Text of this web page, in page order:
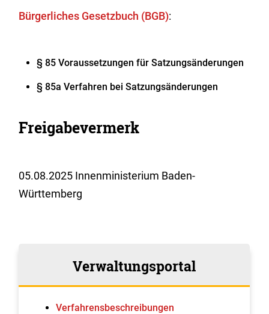
Bürgerliches Gesetzbuch (BGB):
§ 85 Voraussetzungen für Satzungsänderungen
§ 85a Verfahren bei Satzungsänderungen
Freigabevermerk
05.08.2025 Innenministerium Baden-
Württemberg
Verwaltungsportal
Verfahrens­beschreibungen